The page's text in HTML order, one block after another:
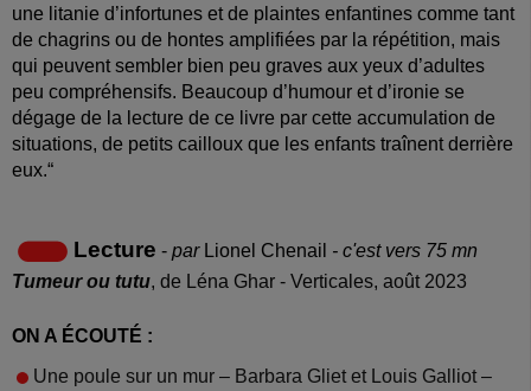
une litanie d’infortunes et de plaintes enfantines comme tant
de chagrins ou de hontes amplifiées par la répétition, mais
qui peuvent sembler bien peu graves aux yeux d’adultes
peu compréhensifs. Beaucoup d’humour et d’ironie se
dégage de la lecture de ce livre par cette accumulation de
situations, de petits cailloux que les enfants traînent derrière
eux.“
Lecture - par Lionel Chenail - c'est vers 75 mn
Tumeur ou tutu, de Léna Ghar - Verticales, août 2023
ON A ÉCOUTÉ :
Une poule sur un mur – Barbara Gliet et Louis Galliot –